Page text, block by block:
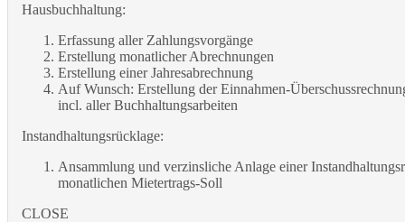
Hausbuchhaltung:
Erfassung aller Zahlungsvorgänge
Erstellung monatlicher Abrechnungen
Erstellung einer Jahresabrechnung
Auf Wunsch: Erstellung der Einnahmen-
incl. aller Buchhaltungsarbeiten
Instandhaltungsrücklage:
Ansammlung und verzinsliche Anlage einer
monatlichen Mietertrags-Soll
CLOSE